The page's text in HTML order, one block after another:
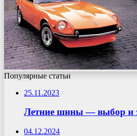
Популярные статьи
25.11.2023
Летние шины — выбор и
04.12.2024